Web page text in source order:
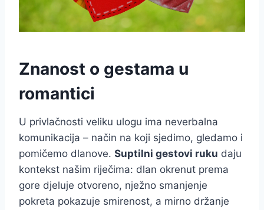
Znanost o gestama u
romantici
U privlačnosti veliku ulogu ima neverbalna
komunikacija – način na koji sjedimo, gledamo i
pomičemo dlanove. Suptilni gestovi ruku daju
kontekst našim riječima: dlan okrenut prema
gore djeluje otvoreno, nježno smanjenje
pokreta pokazuje smirenost, a mirno držanje